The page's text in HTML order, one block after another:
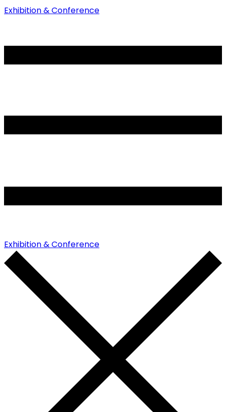
Exhibition & Conference
Exhibition & Conference